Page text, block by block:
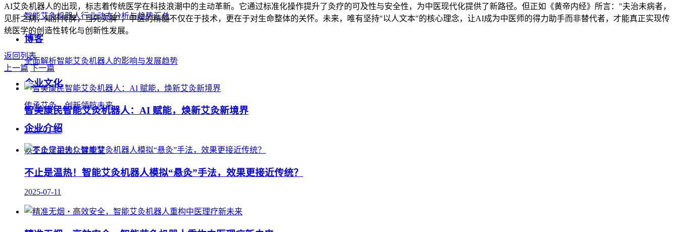
智能艾灸机器人行业动态分析与趋势汇总
博客
全面解析智能艾灸机器人的影响与发展趋势
企业文化
传承艾灸，创新领航未来
企业介绍
以艾灸守护大众健康梦
AI艾灸机器人的出现，标志着传统医学在科技浪潮中的主动革新。它通过标准化操作提升了灸疗的可及性与安全性，为中医现代化提供了新路径。但正如《黄帝内经》所言："夫治未病者，
见肝之病，知肝传脾，当先实脾"，中医的精髓不仅在于技术，更在于对生命整体的关怀。未来，唯有坚持"以人文本"的核心理念，让AI成为中医师的得力助手而非替代者，才能真正实现传
统医学的创造性转化与创新性发展。
返回列表
上一篇 下一篇
智美康民智能艾灸机器人：AI 赋能，焕新艾灸新境界
2025-02-17
不止是温热！智能艾灸机器人模拟“悬灸”手法，效果更接近传统？
2025-07-11